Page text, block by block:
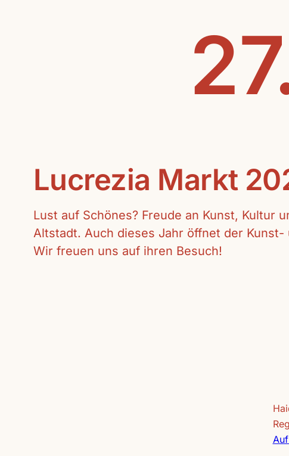
Lucrezia Markt
Lust auf Schönes? Freude an Kunst, Kultur
Altstadt. Auch dieses Jahr öffnet der
Wir freuen uns auf ihren Besuch!